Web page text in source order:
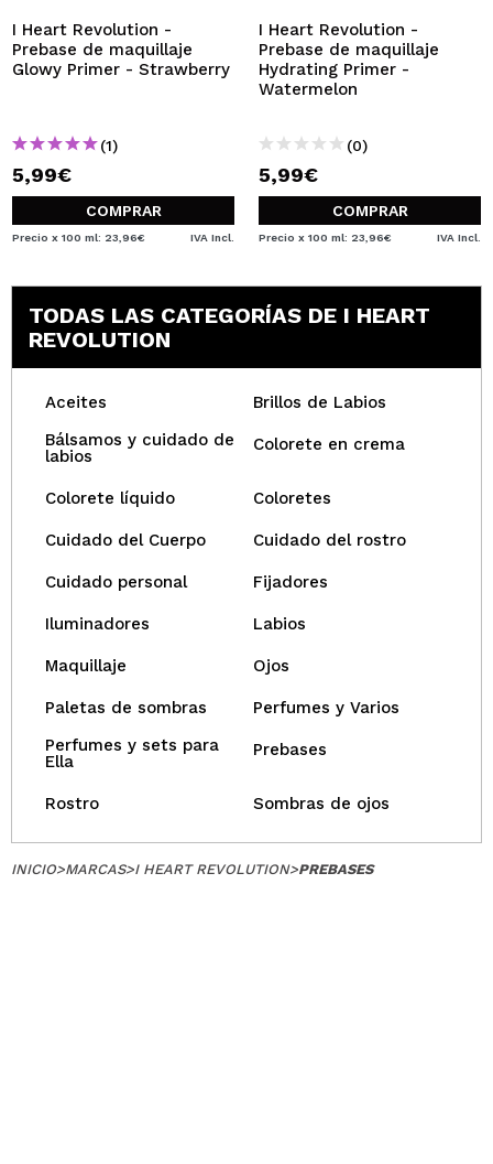
I Heart Revolution -
Prebase de maquillaje
Glowy Primer - Strawberry
(1)
5,99€
COMPRAR
Precio x 100 ml: 23,96€ IVA Incl.
I Heart Revolution -
Prebase de maquillaje
Hydrating Primer -
Watermelon
(0)
5,99€
COMPRAR
Precio x 100 ml: 23,96€ IVA Incl.
TODAS LAS CATEGORÍAS DE I HEART
REVOLUTION
Aceites
Brillos de Labios
Bálsamos y cuidado de
labios
Colorete en crema
Colorete líquido Coloretes
Cuidado del Cuerpo Cuidado del rostro
Cuidado personal Fijadores
Iluminadores Labios
Maquillaje Ojos
Paletas de sombras
Perfumes y Varios
Perfumes y sets para
Ella
Prebases
Rostro Sombras de ojos
INICIO>MARCAS>I HEART REVOLUTION>PREBASES